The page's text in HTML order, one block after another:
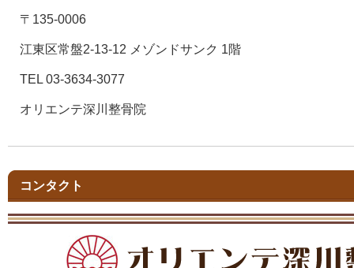
〒135-0006
江東区常盤2-13-12 メゾンドサンク 1階
TEL 03-3634-3077
オリエンテ深川整骨院
コンタクト